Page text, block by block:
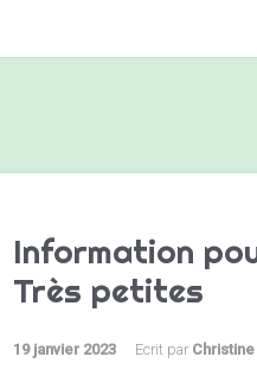
Information
Très petites
19 janvier 2023 Ecrit par